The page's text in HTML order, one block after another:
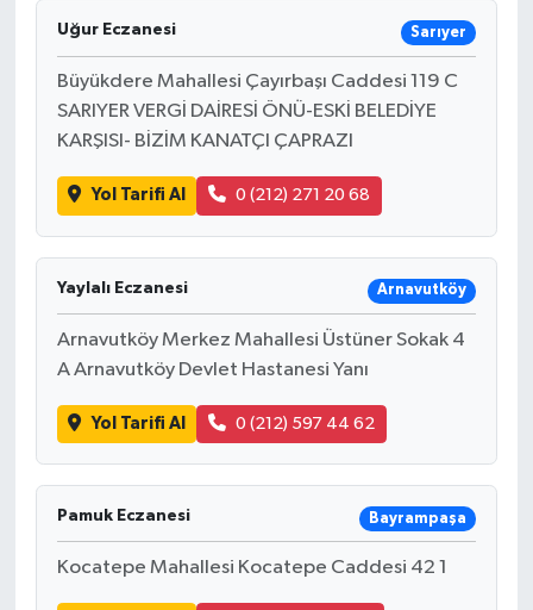
Uğur Eczanesi Sarıyer
Büyükdere Mahallesi Çayırbaşı Caddesi 119 C
SARIYER VERGİ DAİRESİ ÖNÜ-ESKİ BELEDİYE
KARŞISI- BİZİM KANATÇI ÇAPRAZI
Yol Tarifi Al 0 (212) 271 20 68
Yaylalı Eczanesi Arnavutköy
Arnavutköy Merkez Mahallesi Üstüner Sokak 4
A Arnavutköy Devlet Hastanesi Yanı
Yol Tarifi Al 0 (212) 597 44 62
Pamuk Eczanesi Bayrampaşa
Kocatepe Mahallesi Kocatepe Caddesi 42 1